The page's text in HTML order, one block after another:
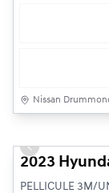
Nissan
Previous slide
2023
PELLICULE 3M/